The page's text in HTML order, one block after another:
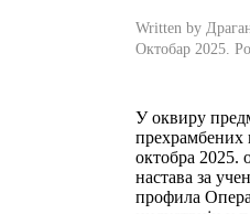
Written by
Октобар 2025 .
У оквиру
прехрамбених
октобра 2025.
настава за
профила